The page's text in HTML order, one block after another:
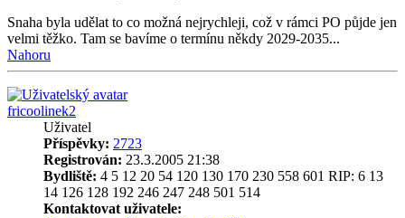
Snaha byla udělat to co možná nejrychleji, což v rámci PO půjde jen
velmi těžko. Tam se bavíme o termínu někdy 2029-2035...
Nahoru
fricoolinek2
Uživatel
Příspěvky: 2723
Registrován: 23.3.2005 21:38
Bydliště: 4 5 12 20 54 120 130 170 230 558 601 RIP: 6 13
14 126 128 192 246 247 248 501 514
Kontaktovat uživatele: